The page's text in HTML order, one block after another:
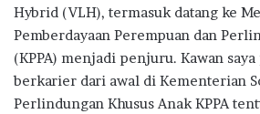
Hybrid (VLH), termasuk datang ke
Pemberdayaan Perempuan dan
(KPPA) menjadi penjuru. Kawan
berkarier dari awal di Kementerian
Perlindungan Khusus Anak KPPA